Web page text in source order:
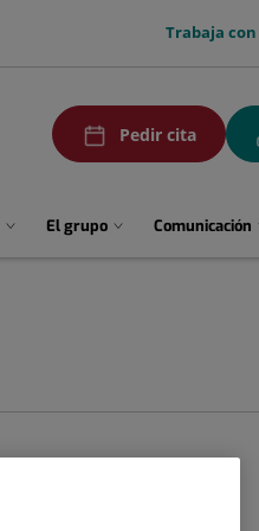
menuTop
Trabaja
menuPedirCita
Pedir cita
El grupo Comunicación